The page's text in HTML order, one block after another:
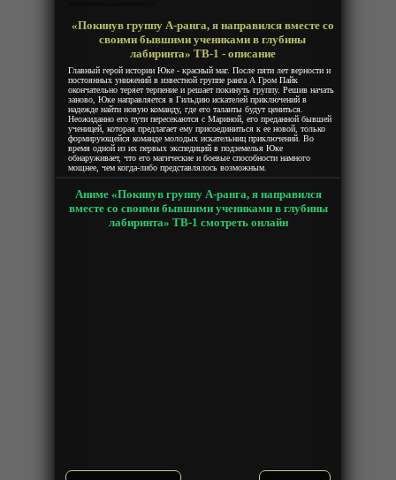
«Покинув группу А-ранга, я направился вместе со
своими бывшими учениками в глубины
лабиринта» ТВ-1 - описание
Главный герой истории Юке - красный маг. После пяти лет верности и
постоянных унижений в известной группе ранга А Гром Пайк
окончательно теряет терпение и решает покинуть группу. Решив начать
заново, Юке направляется в Гильдию искателей приключений в
надежде найти новую команду, где его таланты будут цениться.
Неожиданно его пути пересекаются с Мариной, его преданной бывшей
ученицей, которая предлагает ему присоединиться к ее новой, только
формирующейся команде молодых искательниц приключений. Во
время одной из их первых экспедиций в подземелья Юке
обнаруживает, что его магические и боевые способности намного
мощнее, чем когда-либо представлялось возможным.
Аниме «Покинув группу А-ранга, я направился
вместе со своими бывшими учениками в глубины
лабиринта» ТВ-1 смотреть онлайн